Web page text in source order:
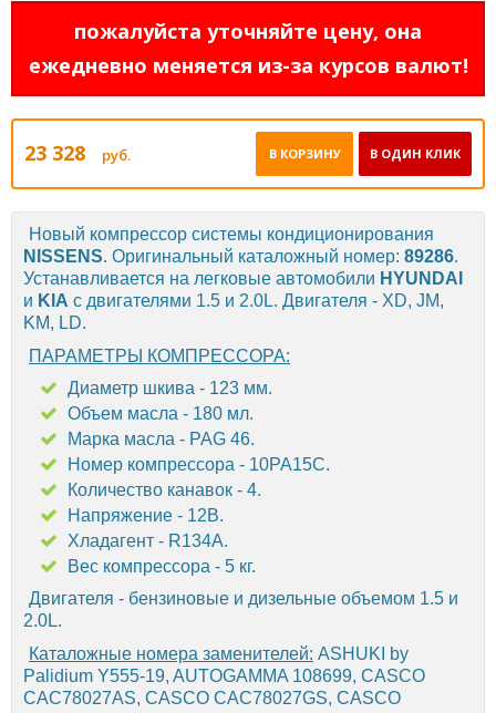
пожалуйста уточняйте цену, она
ежедневно меняется из-за курсов валют!
23 328 руб. В ОДИН КЛИК
В КОРЗИНУ
Новый компрессор системы кондиционирования
NISSENS. Оригинальный каталожный номер: 89286.
Устанавливается на легковые автомобили HYUNDAI
и KIA с двигателями 1.5 и 2.0L. Двигателя - XD, JM,
KM, LD.
ПАРАМЕТРЫ КОМПРЕССОРА:
Диаметр шкива - 123 мм.
Объем масла - 180 мл.
Марка масла - PAG 46.
Номер компрессора - 10PA15C.
Количество канавок - 4.
Напряжение - 12В.
Хладагент - R134A.
Вес компрессора - 5 кг.
Двигателя - бензиновые и дизельные объемом 1.5 и
2.0L.
Каталожные номера заменителей: ASHUKI by
Palidium Y555-19, AUTOGAMMA 108699, CASCO
CAC78027AS, CASCO CAC78027GS, CASCO